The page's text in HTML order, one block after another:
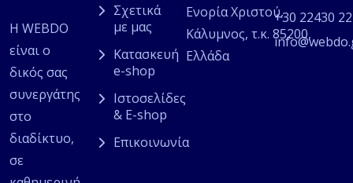
Η WEBDO
είναι ο
δικός σας
συνεργάτης
στο
διαδίκτυο,
σε
Σχετικά
με μας
Κατασκευή
e-shop
Ιστοσελίδες
& E-shop
Επικοινωνία
Ενορία Χριστού,
Κάλυμνος, τ.κ. 85200,
Ελλάδα
+30 22430